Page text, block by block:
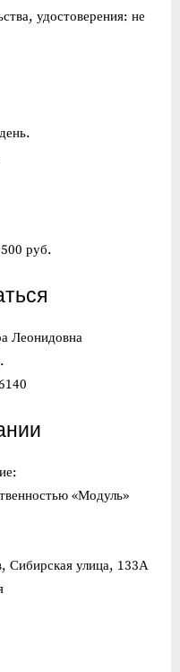
удостоверения: не
руб.
Леонидовна
«Модуль»
Сибирская улица, 133А